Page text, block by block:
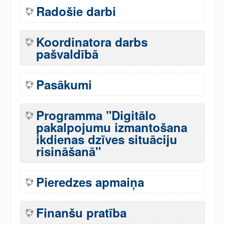
Radošie darbi
Koordinatora darbs
pašvaldībā
Pasākumi
Programma "Digitālo
pakalpojumu izmantošana
ikdienas dzīves situāciju
risināšanā"
Pieredzes apmaiņa
Finanšu pratība